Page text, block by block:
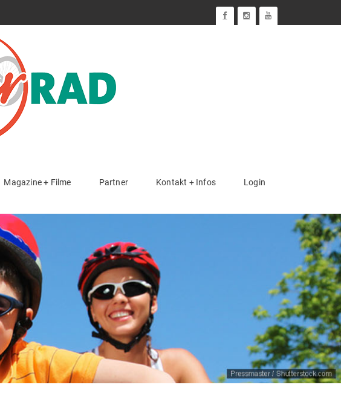
Magazine + Filme Partner Kontakt + Infos Login